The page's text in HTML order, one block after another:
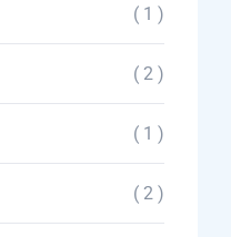
( 1 )
( 2 )
( 1 )
( 2 )